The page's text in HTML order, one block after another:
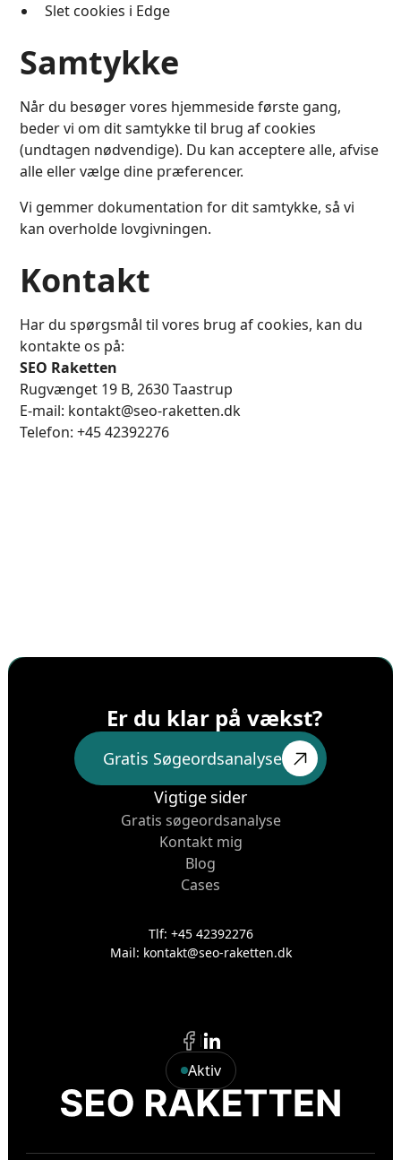
Slet cookies i Edge
Samtykke
Når du besøger vores hjemmeside første gang,
beder vi om dit samtykke til brug af cookies
(undtagen nødvendige). Du kan acceptere alle, afvise
alle eller vælge dine præferencer.
Vi gemmer dokumentation for dit samtykke, så vi
kan overholde lovgivningen.
Kontakt
Har du spørgsmål til vores brug af cookies, kan du
kontakte os på:
SEO Raketten
Rugvænget 19 B, 2630 Taastrup
E-mail: kontakt@seo-raketten.dk
Telefon: +45 42392276
Er du klar på vækst?
Gratis Søgeordsanalyse
Gratis Søgeordsanalyse
Vigtige sider
Gratis søgeordsanalyse
Kontakt mig
Blog
Cases
Tlf: +45 42392276
Mail: kontakt@seo-raketten.dk
Aktiv